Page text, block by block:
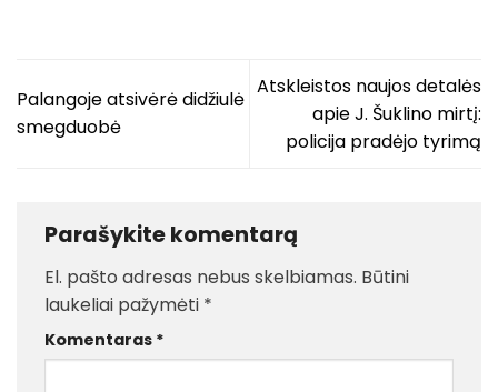
Palangoje atsivėrė didžiulė
smegduobė
Atskleistos naujos detalės
apie J. Šuklino mirtį:
policija pradėjo tyrimą
Parašykite komentarą
El. pašto adresas nebus skelbiamas. Būtini
laukeliai pažymėti *
Komentaras *